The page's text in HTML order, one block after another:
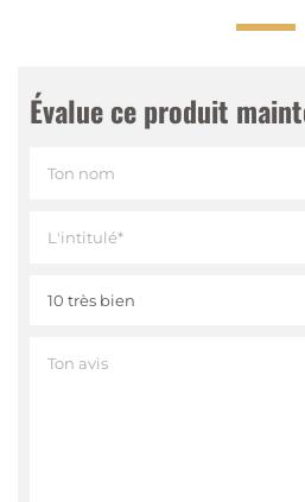
Évalue ce produit